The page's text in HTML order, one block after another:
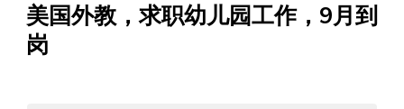
美国外教，求职幼儿园工作，9月到
岗